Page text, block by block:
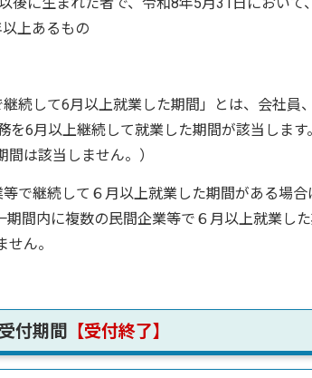
上あるもの
続して6月以上就業した期間」とは、会社員
を6月以上継続して就業した期間が該当しま
は該当しません。）
で継続して６月以上就業した期間がある場
期間内に複数の民間企業等で６月以上就業し
ん。
付期間 【受付終了】